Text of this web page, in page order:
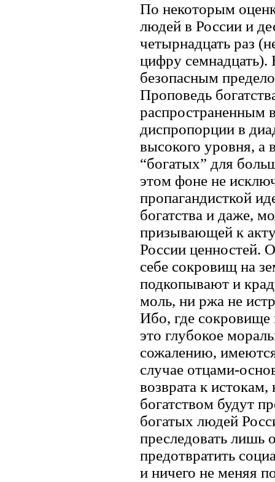
По некоторым
людей в России и
четырнадцать раз
цифру
безопасным
Проповедь
распространенным
диспропорции в
высокого уровня, а
“богатых” для
этом фоне не
пропагандисткой
богатства и даже,
призывающей к
России ценностей.
себе сокровищ на
подкопывают и
моль, ни ржа не
Ибо, где сокровище
это глубокое
сожалению,
случае отцами-
возврата к
богатством будут
богатых людей
преследовать лишь
предотвратить
и ничего не меняя